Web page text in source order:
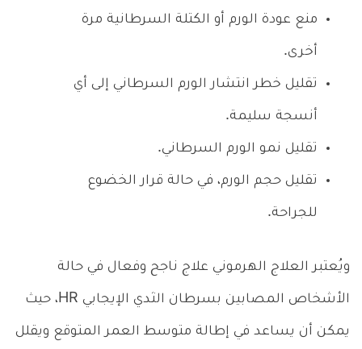
منع عودة الورم أو الكتلة السرطانية مرة
أخرى.
تقليل خطر انتشار الورم السرطاني إلى أي
أنسجة سليمة.
تقليل نمو الورم السرطاني.
تقليل حجم الورم، في حالة قرار الخضوع
للجراحة.
ويُعتبر العلاج الهرموني علاج ناجح وفعال في حالة
الأشخاص المصابين بسرطان الثدي الإيجابي HR، حيث
يمكن أن يساعد في إطالة متوسط العمر المتوقع ويقلل